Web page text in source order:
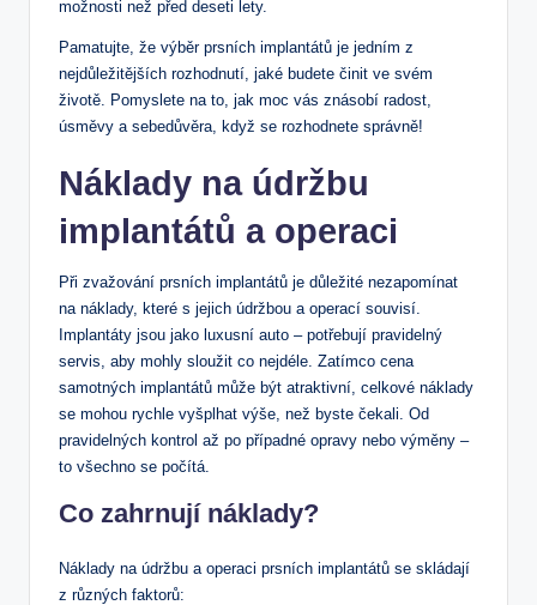
možnosti než před deseti lety.
Pamatujte, že výběr prsních implantátů je jedním z
nejdůležitějších rozhodnutí, jaké budete činit ve svém
životě. Pomyslete na to, jak moc vás znásobí radost,
úsměvy a sebedůvěra, když se rozhodnete správně!
Náklady na údržbu
implantátů a operaci
Při zvažování prsních implantátů je důležité nezapomínat
na náklady, které s jejich údržbou a operací souvisí.
Implantáty jsou jako luxusní auto – potřebují pravidelný
servis, aby mohly sloužit co nejdéle. Zatímco cena
samotných implantátů může být atraktivní, celkové náklady
se mohou rychle vyšplhat výše, než byste čekali. Od
pravidelných kontrol až po případné opravy nebo výměny –
to všechno se počítá.
Co zahrnují náklady?
Náklady na údržbu a operaci prsních implantátů se skládají
z různých faktorů: